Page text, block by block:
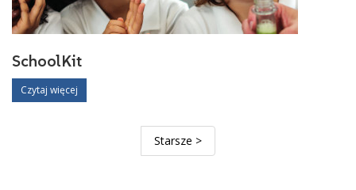
SchoolKit
Czytaj więcej
Starsze >